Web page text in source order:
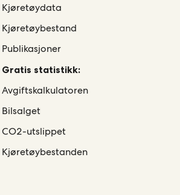
Kjøretøydata
Kjøretøybestand
Publikasjoner
Gratis statistikk:
Avgiftskalkulatoren
Bilsalget
CO2-utslippet
Kjøretøybestanden